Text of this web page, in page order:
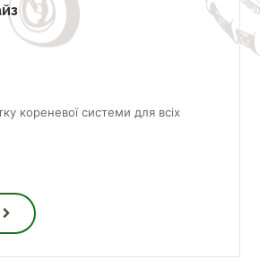
кореневої системи для всіх